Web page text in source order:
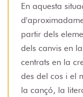
En aquesta
partir dels
dels canvis en
centrats en la
des del cos i el
la cançó, la